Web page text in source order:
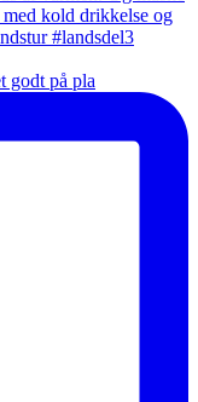
på pla